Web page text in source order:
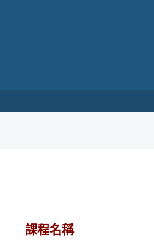
課程名稱